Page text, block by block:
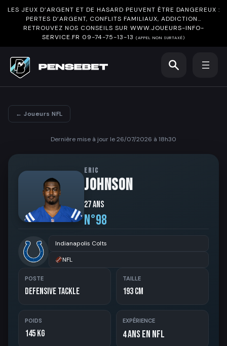
LES JEUX D’ARGENT ET DE HASARD PEUVENT ÊTRE DANGEREUX :
PERTES D’ARGENT, CONFLITS FAMILIAUX, ADDICTION…
RETROUVEZ NOS CONSEILS SUR WWW.JOUEURS-INFO-
SERVICE.FR 09-74-75-13-13 (APPEL NON SURTAXÉ)
← Joueurs NFL
Dernière mise à jour le 26/07/2026 à 18h30
ERIC
JOHNSON
27 ans
N°98
Indianapolis Colts
NFL
POSTE
Defensive Tackle
TAILLE
193 cm
POIDS
145 kg
EXPÉRIENCE
4ans en NFL